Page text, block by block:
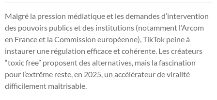
Malgré la pression médiatique et les demandes d’intervention
des pouvoirs publics et des institutions (notamment l’Arcom
en France et la Commission européenne), TikTok peine à
instaurer une régulation efficace et cohérente. Les créateurs
“toxic free” proposent des alternatives, mais la fascination
pour l’extrême reste, en 2025, un accélérateur de viralité
difficilement maîtrisable.